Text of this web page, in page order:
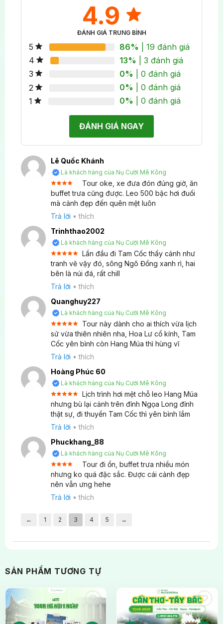
khó khăn với người lớn tuổi hoặc trẻ em quá nhỏ.
Quý khách nên cân nhắc về thể lực và chuẩn bị
Thời gian đạp xe 45 phút có lâu không? Có an
toàn không?
45 phút đạp xe là thời gian lý tưởng để thư giãn và
ngắm cảnh làng quê, không quá dài. Hoạt động này
thường diễn ra trên đường làng vắng vẻ nên khá an
khi đi Tam Cốc không?
Thông thường, Hang Múa được sắp xếp vào buổi
chiều muộn (15h15 – 16h30), sau khi đã đi Tam Cốc
và đạp xe, để có thể ngắm cảnh hoàng hôn hoặc
chụp ảnh toàn cảnh trong ánh sáng đẹp nhất.
Địa điểm đón khách trong tour Ninh Bình 1 ngày có
linh hoạt không?
Xe thường đón khách tại các khách sạn trong khu
Phố Cổ Hà Nộivà
khu vực này cần di chuyển đến điểm đón chung.
Tôi khi đi tour Ninh Bình 1 ngày có cần mang theo
tiền mặt nhiều không?
Nên mang theo một ít tiền mặt để chi trả cho các
chi phí phát sinhkhông bao gồm
tiền tip) và mua sắm đặc sản (cơm cháy, thịt dê)
trên đường về.
Nếu tôi không tham gia hoạt động đạp xe trong
tour Ninh Bình thì sao?
Nếu Quý khách không tham gia đạp xe, có thể nghỉ
ngơi tại khu vực tập trung hoặc tự do đi dạo nhẹ
nhàng gần đó. Tuy nhiên, chi phí tour sẽ không
được giảm trừ.
4.9
ĐÁNH GIÁ TRUNG BÌNH
5 86%
| 19 đánh giá
4
13%
| 3 đánh giá
3
0%
| 0 đánh giá
2
0%
| 0 đánh giá
1
0% | 0 đánh giá
ĐÁNH GIÁ NGAY
Lê Quốc Khánh
Là khách hàng của Nụ Cười Mê Kông
Được
xếp
hạng4
Tour oke, xe đưa đón đúng giờ, ăn
buffet trưa cũng được. Leo 500 bậc hơi đuối
mà cảnh đẹp đến quên mệt luôn
Trả lời •thích
Trinhthao2002
Là khách hàng của Nụ Cười Mê Kông
Được xếp
hạng 5
5
sao
Lần đầu đi Tam Cốc thấy cảnh như
tranh vẽ vậy đó, sông Ngô Đồng xanh rì, hai
bên là núi đá, rất chill
Trả lời •thích
Quanghuy227
Là khách hàng của Nụ Cười Mê Kông
Được xếp
hạng 55
sao
Tour này dành cho ai thích vừa lịch
sử vừa thiên nhiên nha, Hoa Lư cổ kính, Tam
Cốc yên bình còn Hang Múa thì hùng vĩ
Trả lời •thích
Hoàng Phúc 60
Là khách hàng của Nụ Cười Mê Kông
Được xếp
hạng 55
sao
Lịch trình hơi mệt chỗ leo Hang Múa
nhưng bù lại cảnh trên đỉnh Ngọa Long đỉnh
thật sự, đi thuyền Tam Cốc thì yên bình lắm
Trả lời •thích
Phuckhang_88
Là khách hàng của Nụ Cười Mê Kông
Được
xếp
hạng 4
Tour đi ổn, buffet trưa nhiều món
nhưng ko quá đặc sắc. Được cái cảnh đẹp
nên vẫn ưng hehe
Trả lời •thích
← 1 2 3 4 5 →
SẢN PHẨM TƯƠNG TỰ